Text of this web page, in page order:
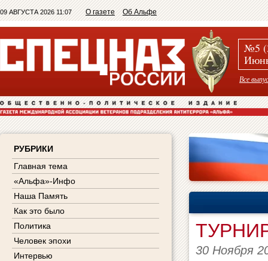
09 АВГУСТА 2026 11:07 О газете Об Альфе
№5
Все
РУБРИКИ
Главная тема
«Альфа»-Инфо
Наша Память
Как это было
Политика
Человек эпохи
Интервью
30 Ноября